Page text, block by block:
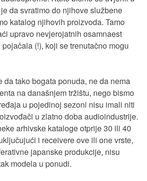
da svratimo do njihove službene
katalog njihovih proizvoda. Tamo
upravo nevjerojatnih osamnaest
(!), koji se trenutačno mogu
da tako bogata ponuda, ne da nema
na današnjem tržištu, nego bismo
u pojedinoj sezoni nisu imali niti
u zlatno doba audioindustrije.
arhivske kataloge otprije 30 ili 40
i receivere ove ili one vrste,
japanske produkcije, nisu
modela u ponudi.